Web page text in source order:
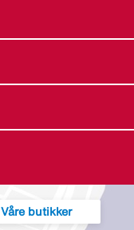
Våre butikker